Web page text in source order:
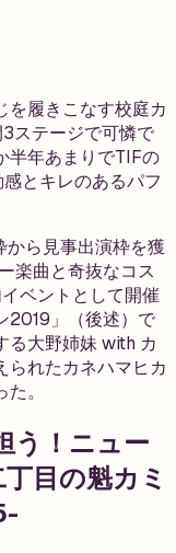
を履きこなす校庭カ
ステージで可憐で
半年あまりでTIFの
とキレのあるパフ
から見事出演枠を獲
楽曲と奇抜なコス
ベントとして開催
2019」（後述）で
る大野姉妹 with カ
られたカネハマヒカ
。
う！ニュー
目の魁カミ